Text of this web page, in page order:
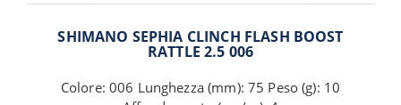
SHIMANO SEPHIA CLINCH FLASH BOOST
RATTLE 2.5 006
Colore: 006 Lunghezza (mm): 75 Peso (g): 10